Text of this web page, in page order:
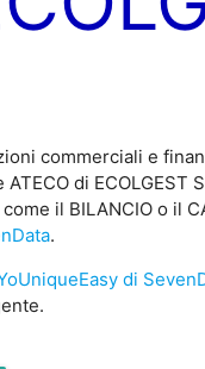
commerciali e
di ECOLGEST
il BILANCIO o il
.
di